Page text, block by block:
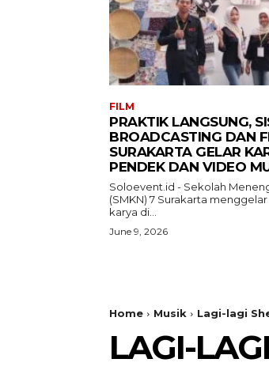
FILM
PRAKTIK LANGSUNG,
BROADCASTING DAN
SURAKARTA GELAR
PENDEK DAN VIDEO
Soloevent.id - Sekolah
(SMKN) 7 Surakarta
karya di...
June 9, 2026